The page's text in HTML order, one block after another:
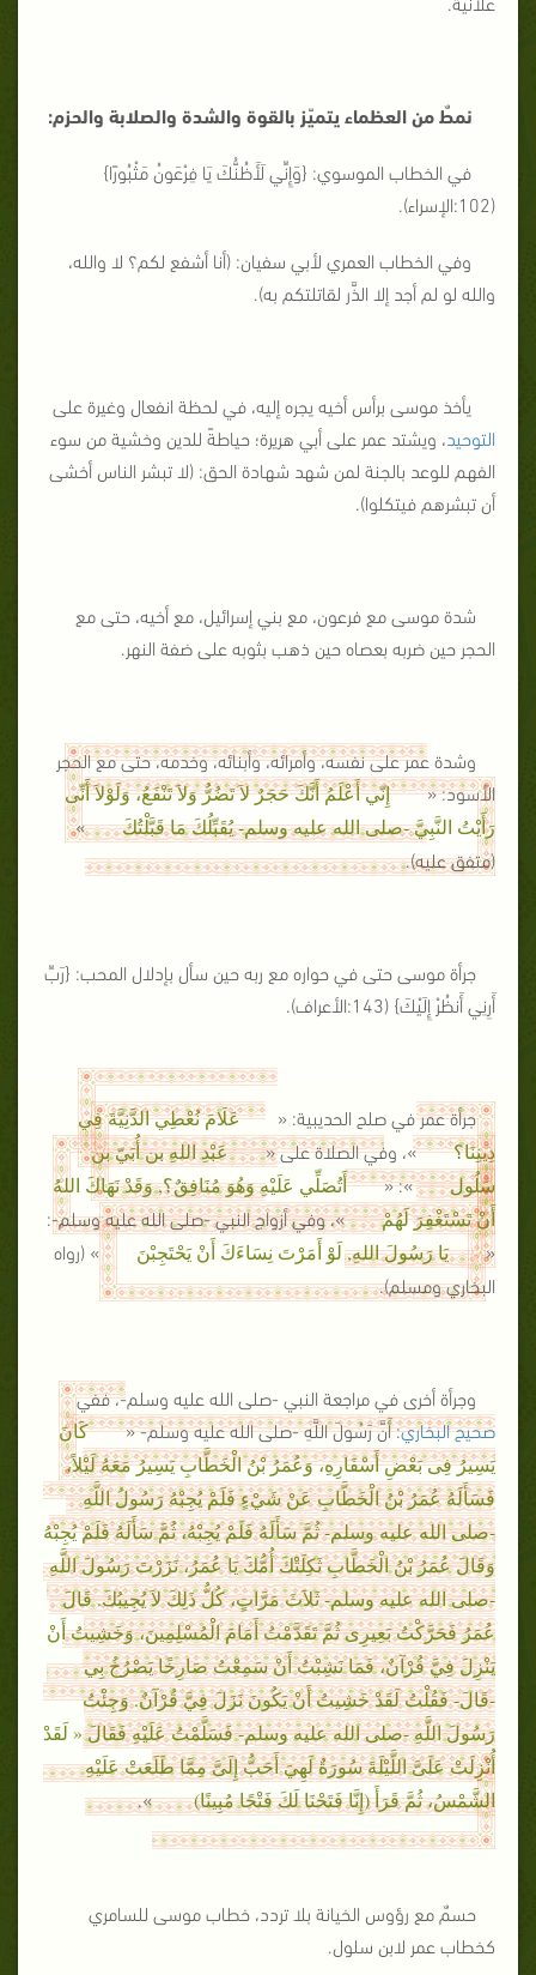
نمطٌ من العظماء يتميّز بالقوة والشدة والصلابة والحزم:
في الخطاب الموسوي: {وَإِنِّي لَأَظُنُّكَ يَا فِرْعَونُ مَثْبُورًا}
(102:الإسراء).
وفي الخطاب العمري لأبي سفيان: (أنا أشفع لكم؟ لا والله،
والله لو لم أجد إلا الذَّر لقاتلتكم به).
يأخذ موسى برأس أخيه يجره إليه، في لحظة انفعال وغيرة على
التوحيد، ويشتد عمر على أبي هريرة؛ حياطةً للدين وخشية من سوء
الفهم للوعد بالجنة لمن شهد شهادة الحق: (لا تبشر الناس أخشى
أن تبشرهم فيتكلوا).
شدة موسى مع فرعون، مع بني إسرائيل، مع أخيه، حتى مع
الحجر حين ضربه بعصاه حين ذهب بثوبه على ضفة النهر.
وشدة عمر على نفسه، وأمرائه، وأبنائه، وخدمه، حتى مع الحجر
الأسود: «
إِنّي أَعْلَمُ أَنَّكَ حَجَرٌ لاَ تَضُرُّ وَلاَ تَنْفَعُ، وَلَوْلاَ أَنِّى
رَأَيْتُ النَّبِيَّ -صلى الله عليه وسلم- يُقَبِّلُكَ مَا قَبَّلْتُكَ
»
(متفق عليه).
جرأة موسى حتى في حواره مع ربه حين سأل بإدلال المحب: {رَبِّ
أَرِنِي أَنظُرْ إِلَيْكَ} (143:الأعراف).
جرأة عمر في صلح الحديبية: «
عَلَامَ نُعْطِي الدَّنِيَّةَ فِي
دِينِنَا؟
»، وفي الصلاة على «
عَبْدِ اللهِ بن أُبَيّ بن
سَلُول
»: «
أَتُصَلِّي عَلَيْهِ وَهُوَ مُنَافِقٌ؟, وَقَدْ نَهَاكَ اللهُ
أَنْ تَسْتَغْفِرَ لَهُمْ
»، وفي أزواج النبي -صلى الله عليه وسلم-:
«
يَا رَسُولَ اللهِ, لَوْ أَمَرْتَ نِسَاءَكَ أَنْ يَحْتَجِبْنَ
» (رواه
البخاري ومسلم).
وجرأة أخرى في مراجعة النبي -صلى الله عليه وسلم-، ففي
صحيح البخاري: أَنَّ رَسُولَ اللَّهِ -صلى الله عليه وسلم- «
كَانَ
يَسِيرُ فِى بَعْضِ أَسْفَارِهِ، وَعُمَرُ بْنُ الْخَطَّابِ يَسِيرُ مَعَهُ لَيْلاً،
فَسَأَلَهُ عُمَرُ بْنُ الْخَطَّابِ عَنْ شَيْءٍ فَلَمْ يُجِبْهُ رَسُولُ اللَّهِ
-صلى الله عليه وسلم- ثُمَّ سَأَلَهُ فَلَمْ يُجِبْهُ، ثُمَّ سَأَلَهُ فَلَمْ يُجِبْهُ
وَقَالَ عُمَرُ بْنُ الْخَطَّابِ ثَكِلَتْكَ أُمُّكَ يَا عُمَرُ، نَزَرْتَ رَسُولَ اللَّهِ
-صلى الله عليه وسلم- ثَلاَثَ مَرَّاتٍ، كُلُّ ذَلِكَ لاَ يُجِيبُكَ. قَالَ
عُمَرُ فَحَرَّكْتُ بَعِيرِى ثُمَّ تَقَدَّمْتُ أَمَامَ الْمُسْلِمِينَ، وَخَشِيتُ أَنْ
يَنْزِلَ فِيَّ قُرْآنٌ، فَمَا نَشِبْتُ أَنْ سَمِعْتُ صَارِخًا يَصْرُخُ بِي
-قَالَ- فَقُلْتُ لَقَدْ خَشِيتُ أَنْ يَكُونَ نَزَلَ فِيَّ قُرْآنٌ. وَجِئْتُ
رَسُولَ اللَّهِ -صلى الله عليه وسلم- فَسَلَّمْتُ عَلَيْهِ فَقَالَ « لَقَدْ
أُنْزِلَتْ عَلَىَّ اللَّيْلَةَ سُورَةٌ لَهِيَ أَحَبُّ إِلَىَّ مِمَّا طَلَعَتْ عَلَيْهِ
الشَّمْسُ، ثُمَّ قَرَأَ (إِنَّا فَتَحْنَا لَكَ فَتْحًا مُبِينًا)
».
حسمٌ مع رؤوس الخيانة بلا تردد، خطاب موسى للسامري
كخطاب عمر لابن سلول.